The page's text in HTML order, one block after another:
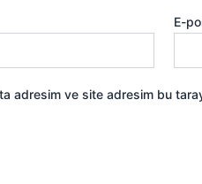
E-
adresim ve site adresim bu